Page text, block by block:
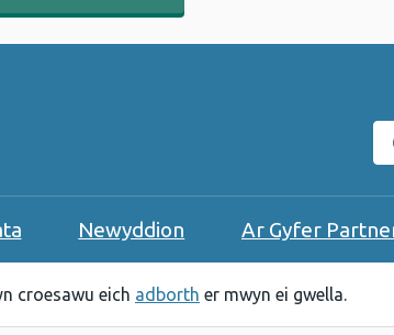
Newyddion Ar Gyfer
croesawu eich adborth er mwyn ei gwella.